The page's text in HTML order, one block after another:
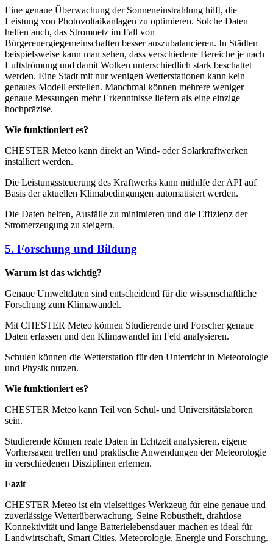
Eine genaue Überwachung der Sonneneinstrahlung hilft, die
Leistung von Photovoltaikanlagen zu optimieren. Solche Daten
helfen auch, das Stromnetz im Fall von
Bürgerenergiegemeinschaften besser auszubalancieren. In Städten
beispielsweise kann man sehen, dass verschiedene Bereiche je nach
Luftströmung und damit Wolken unterschiedlich stark beschattet
werden. Eine Stadt mit nur wenigen Wetterstationen kann kein
genaues Modell erstellen. Manchmal können mehrere weniger
genaue Messungen mehr Erkenntnisse liefern als eine einzige
hochpräzise.
Wie funktioniert es?
CHESTER Meteo kann direkt an Wind- oder Solarkraftwerken
installiert werden.
Die Leistungssteuerung des Kraftwerks kann mithilfe der API auf
Basis der aktuellen Klimabedingungen automatisiert werden.
Die Daten helfen, Ausfälle zu minimieren und die Effizienz der
Stromerzeugung zu steigern.
5. Forschung und Bildung
Warum ist das wichtig?
Genaue Umweltdaten sind entscheidend für die wissenschaftliche
Forschung zum Klimawandel.
Mit CHESTER Meteo können Studierende und Forscher genaue
Daten erfassen und den Klimawandel im Feld analysieren.
Schulen können die Wetterstation für den Unterricht in Meteorologie
und Physik nutzen.
Wie funktioniert es?
CHESTER Meteo kann Teil von Schul- und Universitätslaboren
sein.
Studierende können reale Daten in Echtzeit analysieren, eigene
Vorhersagen treffen und praktische Anwendungen der Meteorologie
in verschiedenen Disziplinen erlernen.
Fazit
CHESTER Meteo ist ein vielseitiges Werkzeug für eine genaue und
zuverlässige Wetterüberwachung. Seine Robustheit, drahtlose
Konnektivität und lange Batterielebensdauer machen es ideal für
Landwirtschaft, Smart Cities, Meteorologie, Energie und Forschung.